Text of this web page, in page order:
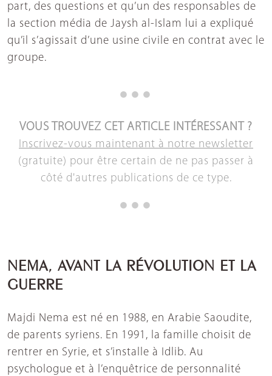
part, des questions et qu’un des responsables de
la section média de Jaysh al-Islam lui a expliqué
qu’il s’agissait d’une usine civile en contrat avec le
groupe.
VOUS TROUVEZ CET ARTICLE INTÉRESSANT ?
Inscrivez-vous maintenant à notre newsletter
(gratuite) pour être certain de ne pas passer à
côté d'autres publications de ce type.
NEMA, AVANT LA RÉVOLUTION ET LA
GUERRE
Majdi Nema est né en 1988, en Arabie Saoudite,
de parents syriens. En 1991, la famille choisit de
rentrer en Syrie, et s’installe à Idlib. Au
psychologue et à l’enquêtrice de personnalité